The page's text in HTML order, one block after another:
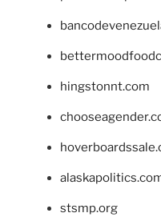
hingstonnt.com
stsmp.org